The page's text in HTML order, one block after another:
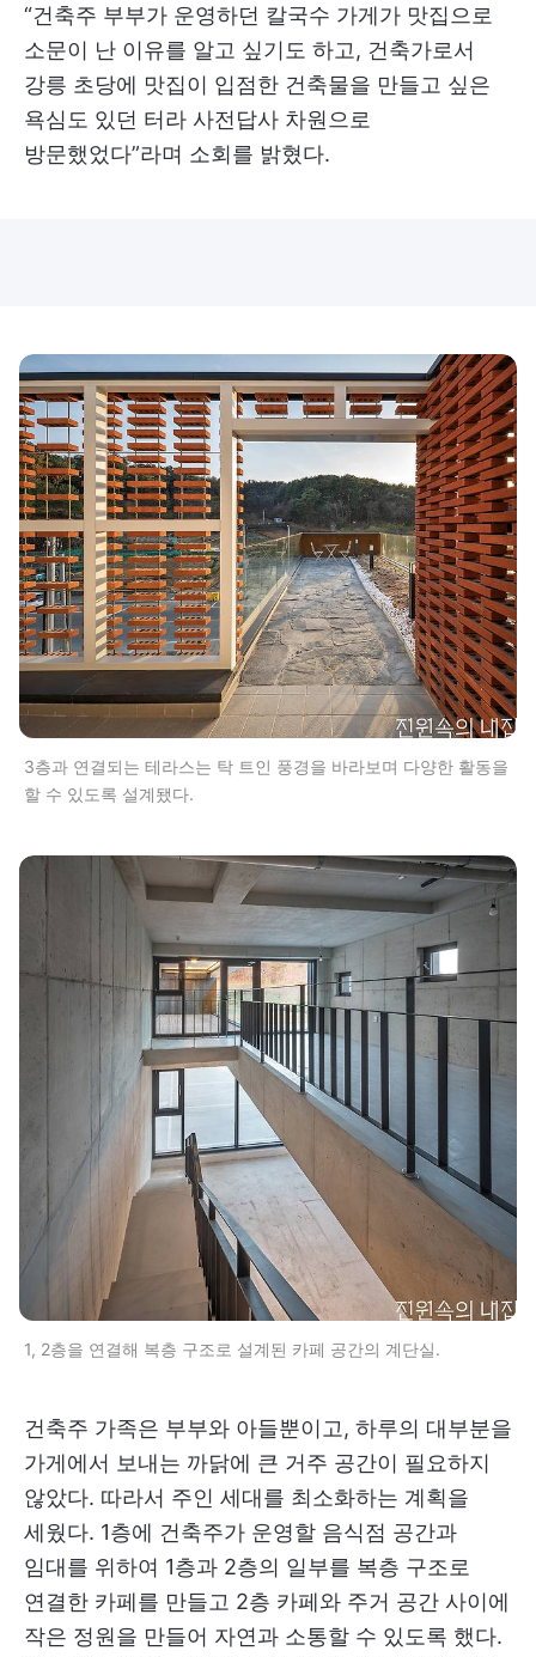
“건축주 부부가 운영하던 칼국수 가게가 맛집으로
소문이 난 이유를 알고 싶기도 하고, 건축가로서
강릉 초당에 맛집이 입점한 건축물을 만들고 싶은
욕심도 있던 터라 사전답사 차원으로
방문했었다”라며 소회를 밝혔다.
3층과 연결되는 테라스는 탁 트인 풍경을 바라보며 다양한 활동을
할 수 있도록 설계됐다.
1, 2층을 연결해 복층 구조로 설계된 카페 공간의 계단실.
건축주 가족은 부부와 아들뿐이고, 하루의 대부분을
가게에서 보내는 까닭에 큰 거주 공간이 필요하지
않았다. 따라서 주인 세대를 최소화하는 계획을
세웠다. 1층에 건축주가 운영할 음식점 공간과
임대를 위하여 1층과 2층의 일부를 복층 구조로
연결한 카페를 만들고 2층 카페와 주거 공간 사이에
작은 정원을 만들어 자연과 소통할 수 있도록 했다.